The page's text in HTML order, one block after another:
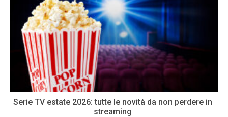
Serie TV estate 2026: tutte le novità da non perdere in
streaming